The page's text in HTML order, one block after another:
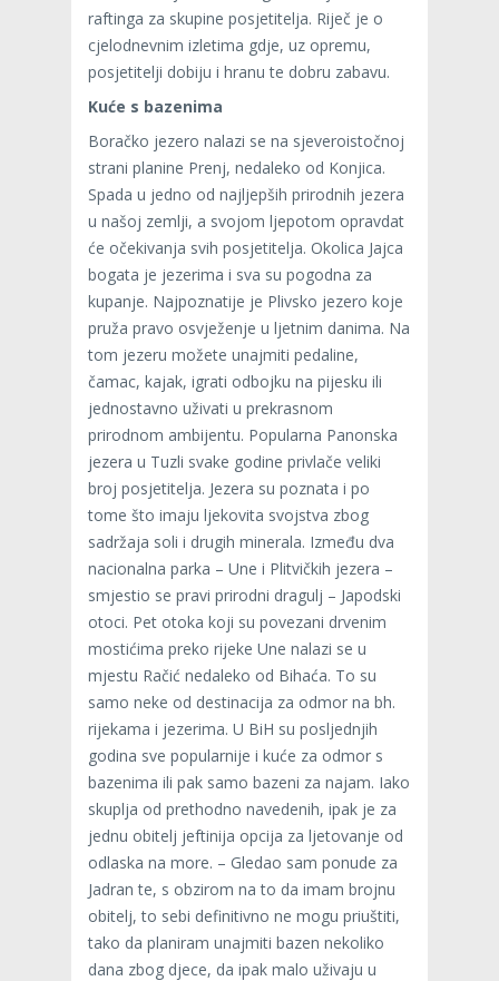
raftinga za skupine posjetitelja. Riječ je o
cjelodnevnim izletima gdje, uz opremu,
posjetitelji dobiju i hranu te dobru zabavu.
Kuće s bazenima
Boračko jezero nalazi se na sjeveroistočnoj
strani planine Prenj, nedaleko od Konjica.
Spada u jedno od najljepših prirodnih jezera
u našoj zemlji, a svojom ljepotom opravdat
će očekivanja svih posjetitelja. Okolica Jajca
bogata je jezerima i sva su pogodna za
kupanje. Najpoznatije je Plivsko jezero koje
pruža pravo osvježenje u ljetnim danima. Na
tom jezeru možete unajmiti pedaline,
čamac, kajak, igrati odbojku na pijesku ili
jednostavno uživati u prekrasnom
prirodnom ambijentu. Popularna Panonska
jezera u Tuzli svake godine privlače veliki
broj posjetitelja. Jezera su poznata i po
tome što imaju ljekovita svojstva zbog
sadržaja soli i drugih minerala. Između dva
nacionalna parka – Une i Plitvičkih jezera –
smjestio se pravi prirodni dragulj – Japodski
otoci. Pet otoka koji su povezani drvenim
mostićima preko rijeke Une nalazi se u
mjestu Račić nedaleko od Bihaća. To su
samo neke od destinacija za odmor na bh.
rijekama i jezerima. U BiH su posljednjih
godina sve popularnije i kuće za odmor s
bazenima ili pak samo bazeni za najam. Iako
skuplja od prethodno navedenih, ipak je za
jednu obitelj jeftinija opcija za ljetovanje od
odlaska na more. – Gledao sam ponude za
Jadran te, s obzirom na to da imam brojnu
obitelj, to sebi definitivno ne mogu priuštiti,
tako da planiram unajmiti bazen nekoliko
dana zbog djece, da ipak malo uživaju u